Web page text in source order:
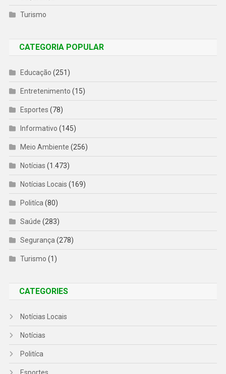
Turismo
CATEGORIA POPULAR
Educação (251)
Entretenimento (15)
Esportes (78)
Informativo (145)
Meio Ambiente (256)
Notícias (1.473)
Notícias Locais (169)
Politíca(80)
Saúde (283)
Segurança(278)
Turismo (1)
CATEGORIES
Notícias Locais
Notícias
Politíca